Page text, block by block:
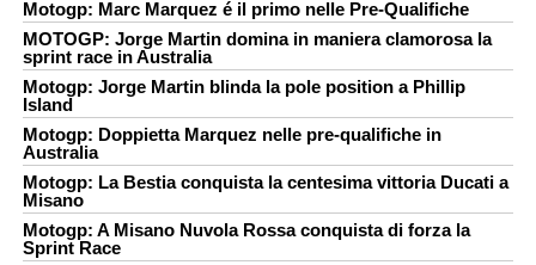
Motogp: Marc Marquez é il primo nelle Pre-Qualifiche
MOTOGP: Jorge Martin domina in maniera clamorosa la
sprint race in Australia
Motogp: Jorge Martin blinda la pole position a Phillip
Island
Motogp: Doppietta Marquez nelle pre-qualifiche in
Australia
Motogp: La Bestia conquista la centesima vittoria Ducati a
Misano
Motogp: A Misano Nuvola Rossa conquista di forza la
Sprint Race